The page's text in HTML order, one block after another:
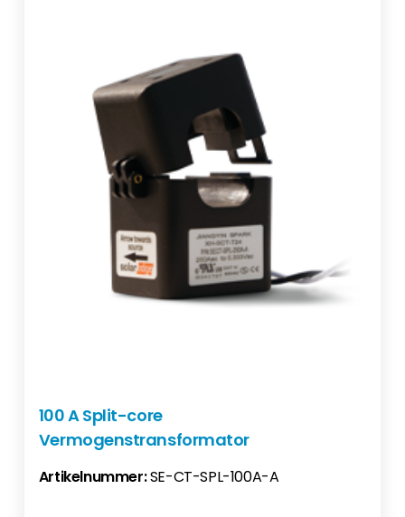
100 A Split-core
Vermogenstransformator
Artikelnummer:SE-CT-SPL-100A-A